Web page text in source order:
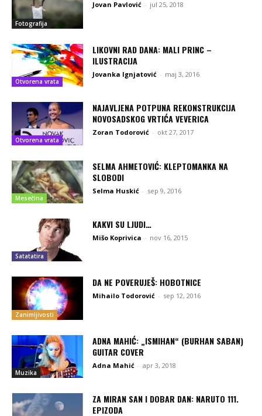
Fotografija
Jovan Pavlović - jul 25, 2018
Otvorena vrata
LIKOVNI RAD DANA: MALI PRINC –
ILUSTRACIJA
Jovanka Ignjatović - maj 3, 2016
Otvorena vrata
NAJAVLJENA POTPUNA REKONSTRUKCIJA
NOVOSADSKOG VRTIĆA VEVERICA
Zoran Todorović - okt 27, 2017
Mesečina
SELMA AHMETOVIĆ: KLEPTOMANKA NA
SLOBODI
Selma Huskić - sep 9, 2016
Satatatira
KAKVI SU LJUDI…
Mišo Koprivica - nov 16, 2015
Zanimljivosti
DA NE POVERUJEŠ: HOBOTNICE
Mihailo Todorović - sep 12, 2016
Muzika
ADNA MAHIĆ: „ISMIHAN“ (BURHAN SABAN)
GUITAR COVER
Adna Mahić - apr 3, 2018
ZA MIRAN SAN I DOBAR DAN: NARUTO 111.
EPIZODA